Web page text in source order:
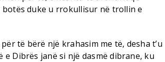
duke u rrokullisur në trollin e
të bërë një krahasim me të, desha t’u
Dibrës janë si një dasmë dibrane, ku